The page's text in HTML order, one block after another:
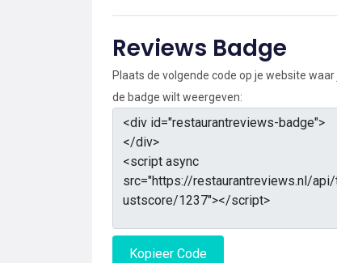
Reviews Badge
Plaats de volgende code op je website waar
de badge wilt weergeven:
Kopieer Code